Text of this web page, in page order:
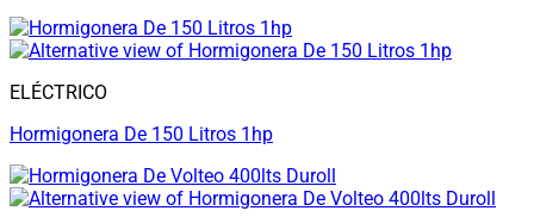
ELÉCTRICO
Hormigonera De 150 Litros 1hp